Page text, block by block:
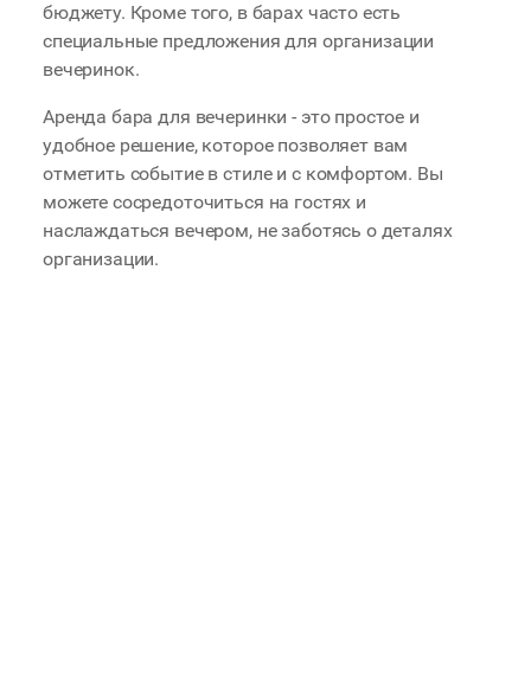
бюджету. Кроме того, в барах часто есть
специальные предложения для организации
вечеринок.
Аренда бара для вечеринки - это простое и
удобное решение, которое позволяет вам
отметить событие в стиле и с комфортом. Вы
можете сосредоточиться на гостях и
наслаждаться вечером, не заботясь о деталях
организации.